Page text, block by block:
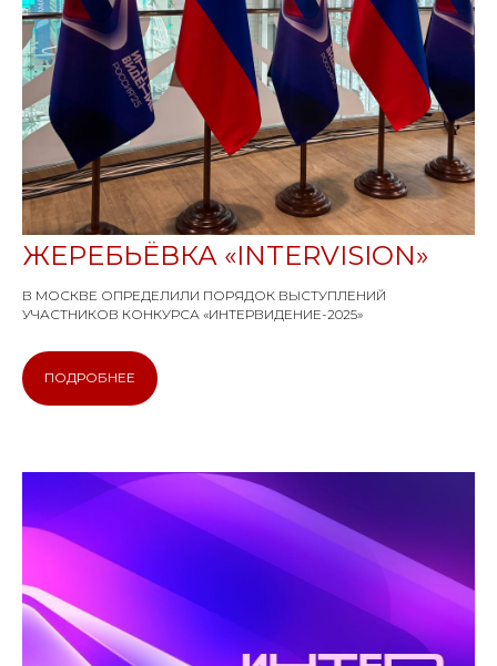
ЖЕРЕБЬЁВКА «INTERVISION»
В МОСКВЕ ОПРЕДЕЛИЛИ ПОРЯДОК ВЫСТУПЛЕНИЙ
УЧАСТНИКОВ КОНКУРСА «ИНТЕРВИДЕНИЕ-2025»
ПОДРОБНЕЕ